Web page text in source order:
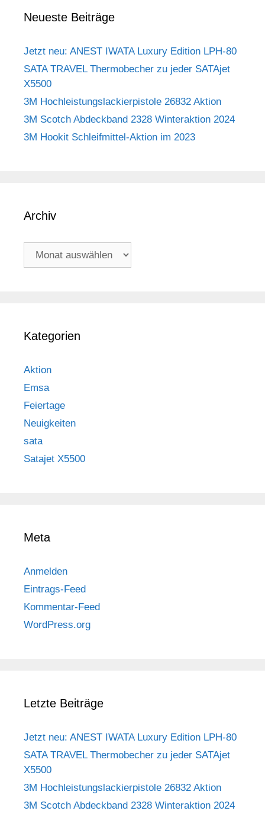
Neueste Beiträge
Jetzt neu: ANEST IWATA Luxury Edition LPH-80
SATA TRAVEL Thermobecher zu jeder SATAjet
X5500
3M Hochleistungslackierpistole 26832 Aktion
3M Scotch Abdeckband 2328 Winteraktion 2024
3M Hookit Schleifmittel-Aktion im 2023
Archiv
Archiv
Kategorien
Aktion
Emsa
Feiertage
Neuigkeiten
sata
Satajet X5500
Meta
Anmelden
Eintrags-Feed
Kommentar-Feed
WordPress.org
Letzte Beiträge
Jetzt neu: ANEST IWATA Luxury Edition LPH-80
SATA TRAVEL Thermobecher zu jeder SATAjet
X5500
3M Hochleistungslackierpistole 26832 Aktion
3M Scotch Abdeckband 2328 Winteraktion 2024